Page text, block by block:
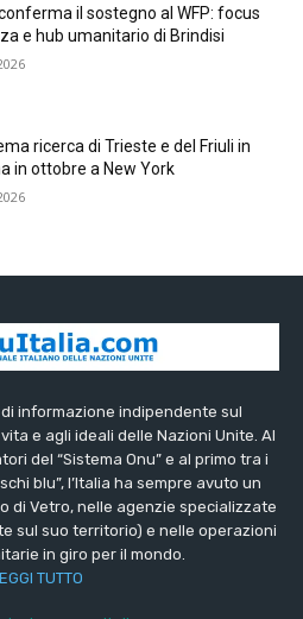
il sostegno al WFP: focus
e hub umanitario di Brindisi
ricerca di Trieste e del Friuli in
in ottobre a New York
informazione indipendente sul
e agli ideali delle Nazioni Unite. Al
del “Sistema Onu” e al primo tra i
blu”, l’Italia ha sempre avuto un
di Vetro, nelle agenzie specializzate
sul suo territorio) e nelle operazioni
in giro per il mondo.
TUTTO